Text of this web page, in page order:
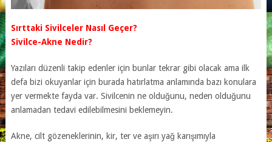
Sırttaki Sivilceler Nasıl Geçer?
Sivilce-Akne Nedir?
Yazıları düzenli takip edenler için bunlar tekrar gibi olacak ama ilk
defa bizi okuyanlar için burada hatırlatma anlamında bazı konulara
yer vermekte fayda var. Sivilcenin ne olduğunu, neden olduğunu
anlamadan tedavi edilebilmesini beklemeyin.
Akne, cilt gözeneklerinin, kir, ter ve aşırı yağ karışımıyla